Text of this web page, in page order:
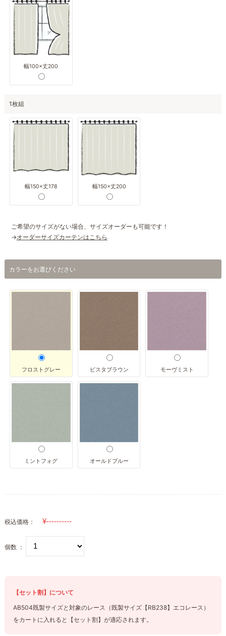
幅100×丈200
1枚組
幅150×丈178 幅150×丈200
ご希望のサイズがない場合、サイズオーダーも可能です！
→オーダーサイズカーテンはこちら
カラーをお選びください
フロストグレー ビスタブラウン モーヴミスト
ミントフォグ オールドブルー
税込価格：
個数 ：
【セット割】について
AB504既製サイズと対象のレース（既製サイズ【RB238】エコレース）
をカートに入れると【セット割】が適応されます。